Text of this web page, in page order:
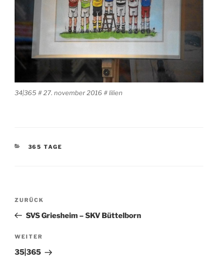
34|365 # 27. november 2016 # lilien
KATEGORIEN
365 TAGE
Beitragsnavigation
Vorheriger
Beitrag
ZURÜCK
SVS Griesheim – SKV Büttelborn
Nächster
Beitrag
WEITER
35|365